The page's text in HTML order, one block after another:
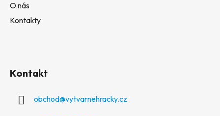
O nás
Kontakty
Kontakt
obchod@vytvarnehracky.cz